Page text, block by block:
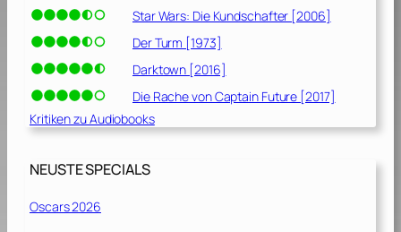
Star Wars: Die Kundschafter [2006]
Der Turm [1973]
Darktown [2016]
Die Rache von Captain Future [2017]
Kritiken zu Audiobooks
NEUSTE SPECIALS
Oscars 2026